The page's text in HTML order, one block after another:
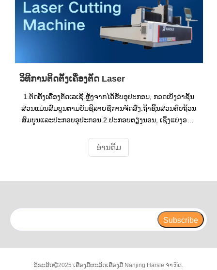
ວິທີການຕິດຕັ້ງເຄື່ອງຕັດ Laser
1.ຕິດຕັ້ງເຄື່ອງຕັດເລເຊີ.ຫຼັງຈາກໄດ້ຮັບອຸປະກອນ, ກວດເບິ່ງວ່າຊິ້ນ
ສ່ວນແມ່ນສົມບູນຕາມບັນຊີລາຍຊື່ການຈັດສົ່ງ.ຖ້າຊິ້ນສ່ວນຄົບຖ້ວນ
ສົມບູນແລະປະກອບອຸປະກອນ.2.ປະກອບຕຽງນອນ, ເຊິ່ງແບ່ງອອກ
ອ່ານ​ຕື່ມ
Subscribe
ລິຂະສິດ2025 ເຄື່ອງມືຜະລິດເຄື່ອງມື Nanjing Harsle ຈຳ ກັດ.